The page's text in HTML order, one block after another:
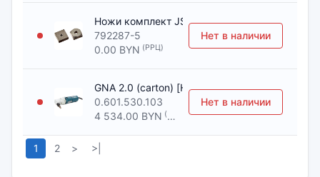
Ножи комплект JS3200 (792287-5)
792287-5
0.00 BYN (РРЦ)
Нет в наличии
GNA 2.0 (carton) [Ножницы вырубные
0.601.530.103
4 534.00 BYN (РРЦ)
Нет в наличии
1 2 > >|